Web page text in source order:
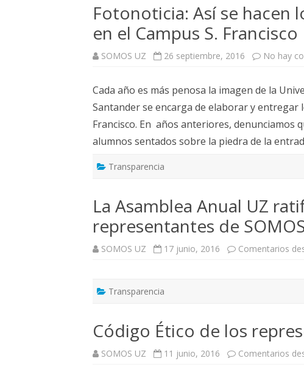
Fotonoticia: Así se hacen
en el Campus S. Francisco
SOMOS UZ 26 septiembre, 2016 No hay
Cada año es más penosa la imagen de la
Santander se encarga de elaborar y entregar
Francisco. En años anteriores, denunciamos
alumnos sentados sobre la piedra de la
Transparencia
La Asamblea Anual UZ
representantes de
SOMOS UZ 17 junio, 2016 Comentarios
Transparencia
Código Ético de los
SOMOS UZ 11 junio, 2016 Comentarios